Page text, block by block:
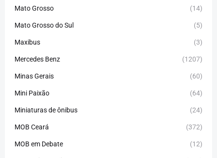
Mato Grosso (14)
Mato Grosso do Sul (5)
Maxibus (3)
Mercedes Benz (1207)
Minas Gerais (60)
Mini Paixão (64)
Miniaturas de ônibus (24)
MOB Ceará (372)
MOB em Debate (12)